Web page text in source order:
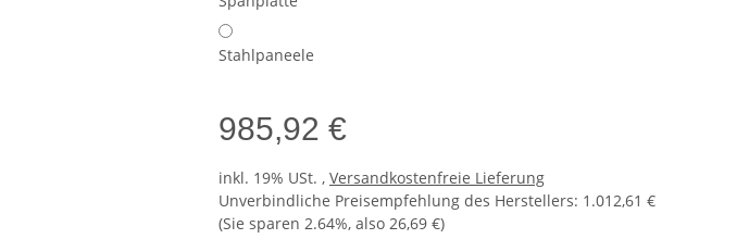
Stahlpaneele
985,92 €
inkl. 19% USt. , Versandkostenfreie Lieferung
Unverbindliche Preisempfehlung des Herstellers: 1.012,61 €
(Sie sparen 2.64%, also 26,69 €)